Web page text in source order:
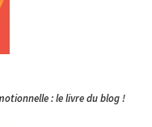
: le livre du blog !